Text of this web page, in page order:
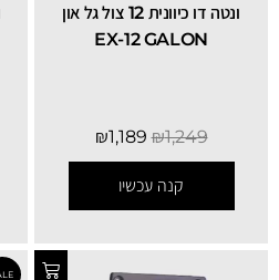
ונטה דו כיוונית 12 צול גל און
EX-12 GALON
₪1,249
₪1,189
קנה עכשיו